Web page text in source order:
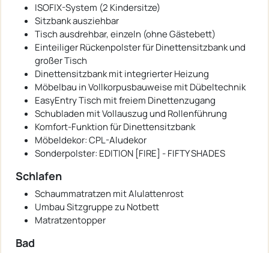
ISOFIX-System (2 Kindersitze)
Sitzbank ausziehbar
Tisch ausdrehbar, einzeln (ohne Gästebett)
Einteiliger Rückenpolster für Dinettensitzbank und
großer Tisch
Dinettensitzbank mit integrierter Heizung
Möbelbau in Vollkorpusbauweise mit Dübeltechnik
EasyEntry Tisch mit freiem Dinettenzugang
Schubladen mit Vollauszug und Rollenführung
Komfort-Funktion für Dinettensitzbank
Möbeldekor: CPL-Aludekor
Sonderpolster: EDITION [FIRE] - FIFTY SHADES
Schlafen
Schaummatratzen mit Alulattenrost
Umbau Sitzgruppe zu Notbett
Matratzentopper
Bad